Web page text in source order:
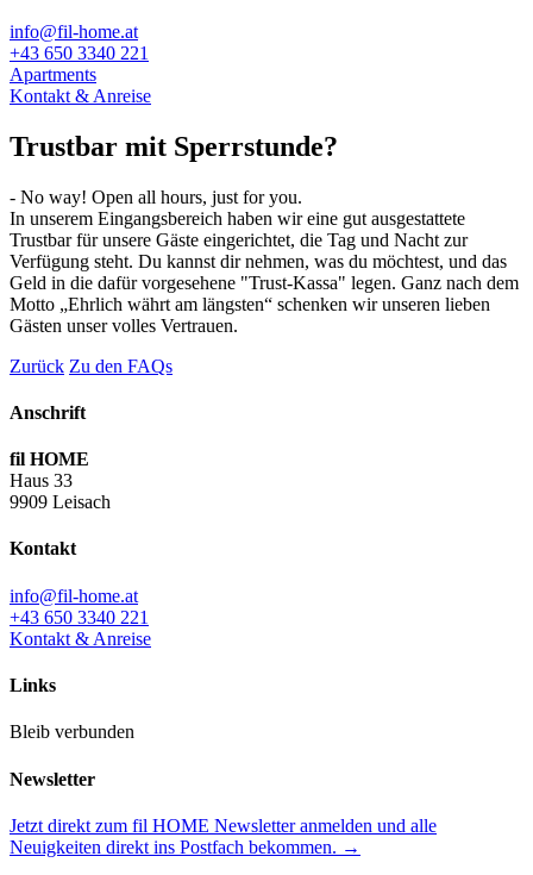
info@fil-home.at
+43 650 3340 221
Apartments
Kontakt & Anreise
Trustbar mit Sperrstunde?
- No way! Open all hours, just for you.
In unserem Eingangsbereich haben wir eine gut ausgestattete
Trustbar für unsere Gäste eingerichtet, die Tag und Nacht zur
Verfügung steht. Du kannst dir nehmen, was du möchtest, und das
Geld in die dafür vorgesehene "Trust-Kassa" legen. Ganz nach dem
Motto „Ehrlich währt am längsten“ schenken wir unseren lieben
Gästen unser volles Vertrauen.
Zurück Zu den FAQs
Anschrift
fil HOME
Haus 33
9909 Leisach
Kontakt
info@fil-home.at
+43 650 3340 221
Kontakt & Anreise
Links
Bleib verbunden
Newsletter
Jetzt direkt zum fil HOME Newsletter anmelden und alle
Neuigkeiten direkt ins Postfach bekommen. →